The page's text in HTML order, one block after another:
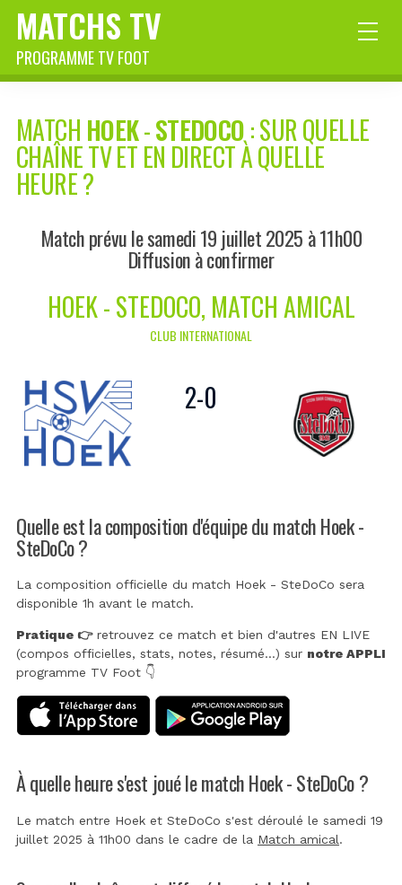
MATCHS TV
PROGRAMME TV FOOT
MATCH HOEK-STEDOCO: SUR QUELLE
CHAÎNE TV ET EN DIRECT À QUELLE
HEURE ?
Match prévu le samedi 19 juillet 2025 à 11h00
Diffusion à confirmer
HOEK - STEDOCO, MATCH AMICAL
CLUB INTERNATIONAL
2-0
Quelle est la composition d'équipe du match Hoek -
SteDoCo ?
La composition officielle du match Hoek - SteDoCo sera
disponible 1h avant le match.
Pratique 👉retrouvez ce match et bien d'autres EN LIVE
(compos officielles, stats, notes, résumé...) sur notre APPLI
programme TV Foot 👇
À quelle heure s'est joué le match Hoek - SteDoCo ?
Le match entre Hoek et SteDoCo s'est déroulé le samedi 19
juillet 2025 à 11h00 dans le cadre de la Match amical.